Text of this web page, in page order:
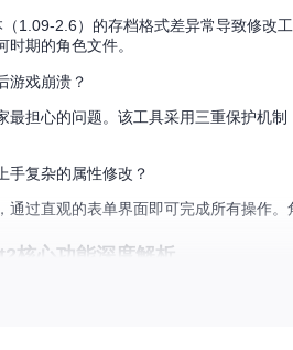
1.09-2.6）的存档格式差异常导致修改
时期的角色文件。
游戏崩溃？
最担心的问题。该工具采用三重保护机
手复杂的属性修改？
通过直观的表单界面即可完成所有操作
核心功能深度解析